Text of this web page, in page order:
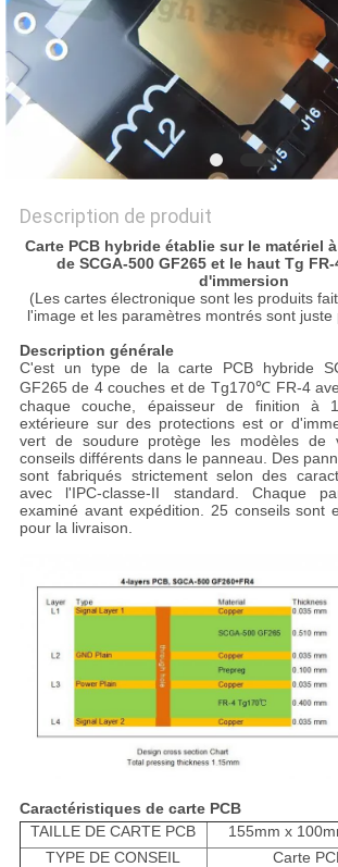
PLAN
DU
SITE
POLITIQUE
DE
CONFIDENTIALITÉ
Description de produit
Carte PCB hybride établie sur le matériel
de SCGA-500 GF265 et le haut Tg
d'immersion
(Les cartes électronique sont les produits
l'image et les paramètres montrés sont
Description générale
C'est un type de la carte PCB hybride
GF265 de 4 couches et de Tg170℃ FR-4
chaque couche, épaisseur de finition à
extérieure sur des protections est or
vert de soudure protège les modèles de
conseils différents dans le panneau. Des
sont fabriqués strictement selon des
avec l'IPC-classe-II standard. Chaque
examiné avant expédition. 25 conseils sont
pour la livraison.
Caractéristiques de carte PCB
TAILLE DE CARTE PCB
155mm x
TYPE DE CONSEIL
Carte